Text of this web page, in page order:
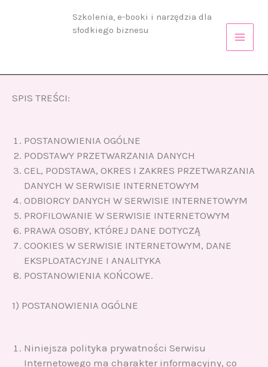
Szkolenia, e-booki i narzędzia dla
słodkiego biznesu
SPIS TREŚCI:
POSTANOWIENIA OGÓLNE
PODSTAWY PRZETWARZANIA DANYCH
CEL, PODSTAWA, OKRES I ZAKRES PRZETWARZANIA
DANYCH W SERWISIE INTERNETOWYM
ODBIORCY DANYCH W SERWISIE INTERNETOWYM
PROFILOWANIE W SERWISIE INTERNETOWYM
PRAWA OSOBY, KTÓREJ DANE DOTYCZĄ
COOKIES W SERWISIE INTERNETOWYM, DANE
EKSPLOATACYJNE I ANALITYKA
POSTANOWIENIA KOŃCOWE.
1) POSTANOWIENIA OGÓLNE
Niniejsza polityka prywatności Serwisu
Internetowego ma charakter informacyjny, co